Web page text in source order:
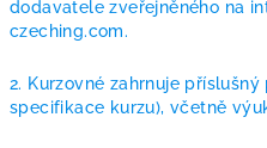
dodavatele zveřejněného na
czeching.com.
2. Kurzovné zahrnuje
specifikace kurzu), včetně